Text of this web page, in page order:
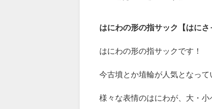
【ノンストップ】
【はにさっく】！
はにわの形の指サック【はに
はにわの形の指サックです！